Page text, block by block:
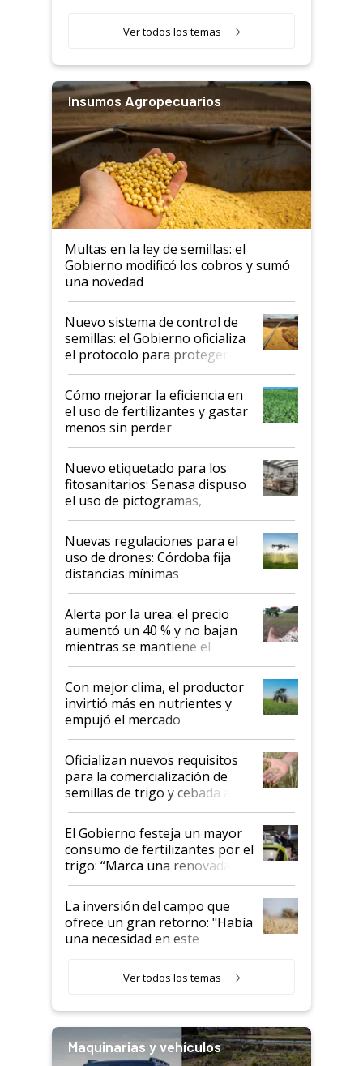
Ver todos los temas
Insumos Agropecuarios
Multas en la ley de semillas: el
Gobierno modificó los cobros y sumó
una novedad
Nuevo sistema de control de
semillas: el Gobierno oficializa
el protocolo para proteger la
propiedad intelectual
Cómo mejorar la eficiencia en
el uso de fertilizantes y gastar
menos sin perder
productividad en la campaña
fina
Nuevo etiquetado para los
fitosanitarios: Senasa dispuso
el uso de pictogramas,
palabras de advertencia e
indicaciones
Nuevas regulaciones para el
uso de drones: Córdoba fija
distancias mínimas
Alerta por la urea: el precio
aumentó un 40 % y no bajan
mientras se mantiene el
conflicto en Medio Oriente
Con mejor clima, el productor
invirtió más en nutrientes y
empujó el mercado
Oficializan nuevos requisitos
para la comercialización de
semillas de trigo y cebada a
granel
El Gobierno festeja un mayor
consumo de fertilizantes por el
trigo: “Marca una renovada
confianza de los productores”
La inversión del campo que
ofrece un gran retorno: "Había
una necesidad en este
Ver todos los temas
Maquinarias y vehículos